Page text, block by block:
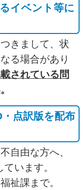
イベント等に
きまして、状
る場合があり
されている問
。
・点訳版を配布
自由な方へ、
います。
祉課まで。